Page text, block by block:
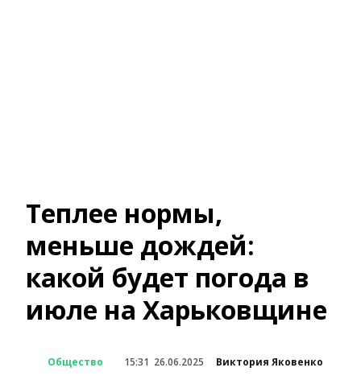
Теплее нормы,
меньше дождей:
какой будет погода в
июле на Харьковщине
Общество 15:31 26.06.2025 Виктория Яковенко